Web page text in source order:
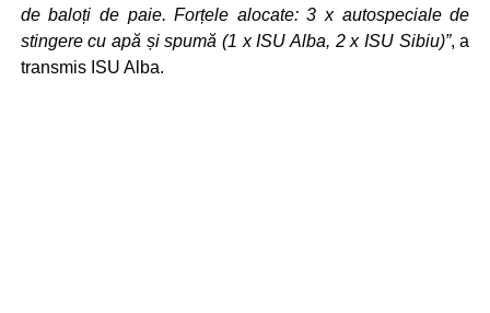
de baloți de paie. Forțele alocate: 3 x autospeciale de
stingere cu apă și spumă (1 x ISU Alba, 2 x ISU Sibiu)”, a
transmis ISU Alba.